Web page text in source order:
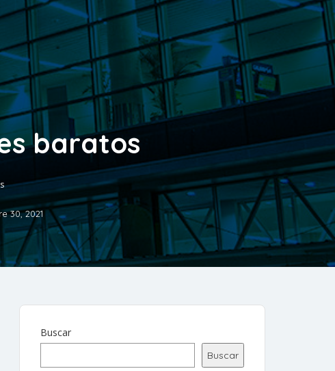
baratos
30, 2021
Buscar
Buscar